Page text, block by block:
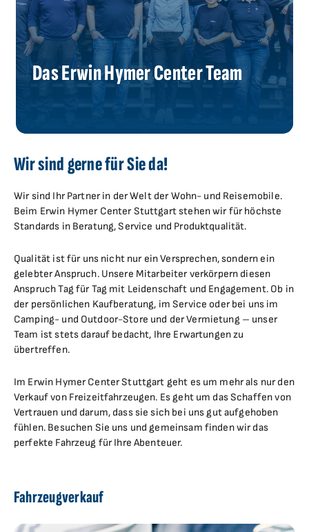
Das Erwin Hymer Center Team
Wir sind gerne für Sie da!
Wir sind Ihr Partner in der Welt der Wohn- und Reisemobile.
Beim Erwin Hymer Center Stuttgart stehen wir für höchste
Standards in Beratung, Service und Produktqualität.
Qualität ist für uns nicht nur ein Versprechen, sondern ein
gelebter Anspruch. Unsere Mitarbeiter verkörpern diesen
Anspruch Tag für Tag mit Leidenschaft und Engagement. Ob in
der persönlichen Kaufberatung, im Service oder bei uns im
Camping- und Outdoor-Store und der Vermietung – unser
Team ist stets darauf bedacht, Ihre Erwartungen zu
übertreffen.
Im Erwin Hymer Center Stuttgart geht es um mehr als nur den
Verkauf von Freizeitfahrzeugen. Es geht um das Schaffen von
Vertrauen und darum, dass sie sich bei uns gut aufgehoben
fühlen. Besuchen Sie uns und gemeinsam finden wir das
perfekte Fahrzeug für Ihre Abenteuer.
Fahrzeugverkauf